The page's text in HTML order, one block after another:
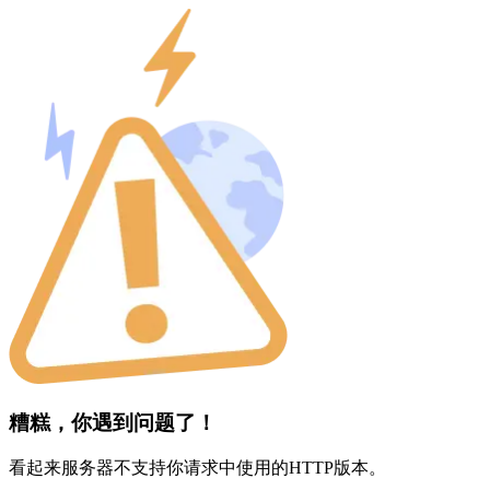
糟糕，你遇到问题了！
看起来服务器不支持你请求中使用的HTTP版本。